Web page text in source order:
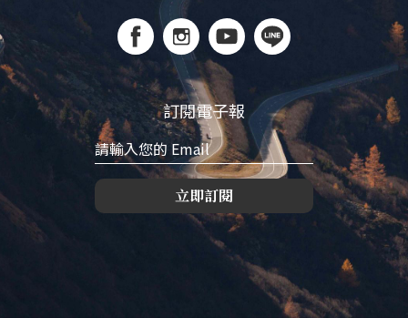
訂閱電子報
立即訂閱